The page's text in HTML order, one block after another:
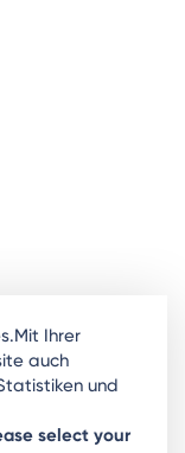
business
Ihrer
auch
und
select your